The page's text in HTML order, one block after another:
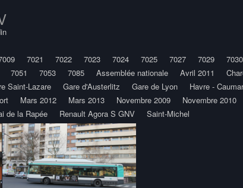
7021 7022 7023 7024 7025 7027 7029 7030
7051 7053 7085 Assemblée nationale Avril 2011
Saint-Lazare Gare d'Austerlitz Gare de Lyon Havre -
Mars 2012 Mars 2013 Novembre 2009 Novembre 2010
de la Rapée Renault Agora S GNV Saint-Michel